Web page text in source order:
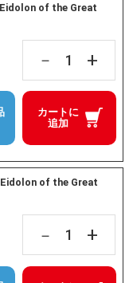
Eidolon of the Great
－ +
カートに
追加
Eidolon of the Great
－ +